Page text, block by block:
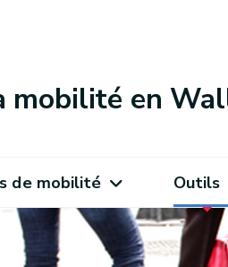
mobilité en
de mobilité Outils